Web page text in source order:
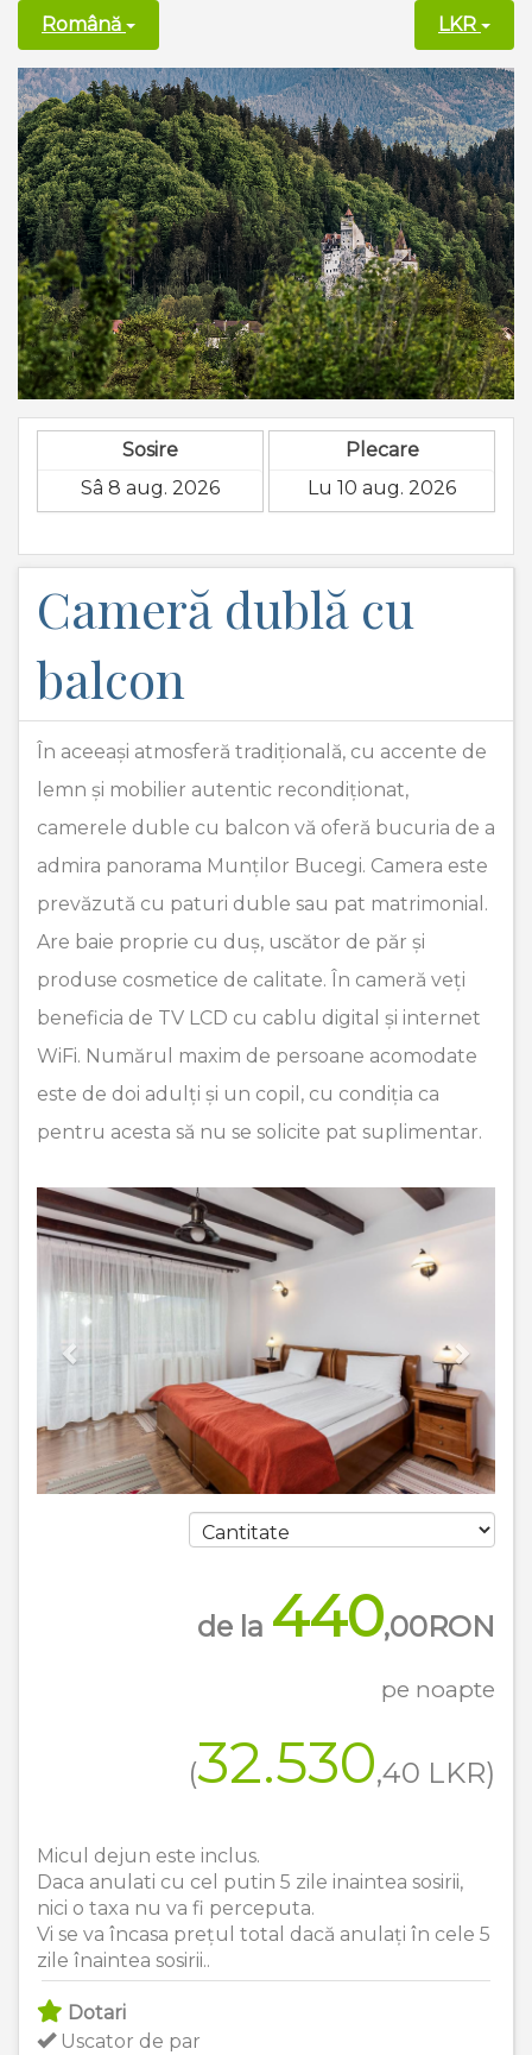
Română LKR
Sosire Plecare
Cameră dublă cu
balcon
În aceeași atmosferă tradițională, cu accente de
lemn și mobilier autentic recondiționat,
camerele duble cu balcon vă oferă bucuria de a
admira panorama Munților Bucegi. Camera este
prevăzută cu paturi duble sau pat matrimonial.
Are baie proprie cu duș, uscător de păr și
produse cosmetice de calitate. În cameră veți
beneficia de TV LCD cu cablu digital și internet
WiFi. Numărul maxim de persoane acomodate
este de doi adulți și un copil, cu condiția ca
pentru acesta să nu se solicite pat suplimentar.
Previous
de la 440,00RON
pe noapte
(32.530,40 LKR)
Micul dejun este inclus.
Daca anulati cu cel putin 5 zile inaintea sosirii,
nici o taxa nu va fi perceputa.
Vi se va încasa prețul total dacă anulați în cele 5
zile înaintea sosirii..
Dotari
Uscator de par